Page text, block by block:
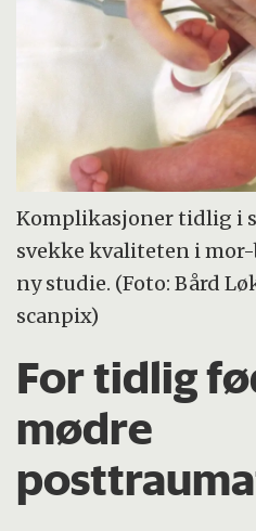
Komplikasjoner tidlig i
svekke kvaliteten i
ny studie. (Foto: Bård
scanpix)
For tidlig
mødre